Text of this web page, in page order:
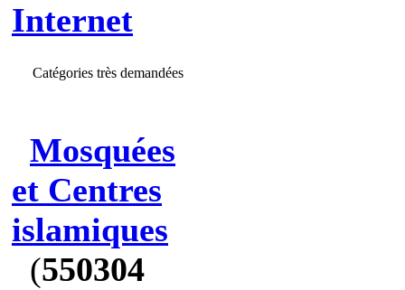
Internet
Catégories très demandées
Mosquées
et Centres
islamiques
(550304